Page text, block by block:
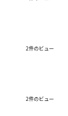
2件のビュー
2件のビュー